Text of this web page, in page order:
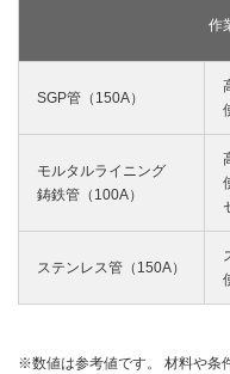
作
SGP管（150A）
モルタルライニング
鋳鉄管（100A）
ステンレス管（150A）
数値は参考値です。 材料や条